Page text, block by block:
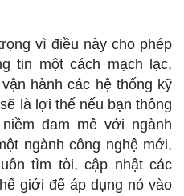
vì điều này cho phép
tin một cách mạch lạc,
hành các hệ thống kỹ
là lợi thế nếu bạn thông
đam mê với ngành
ngành công nghệ mới,
tìm tòi, cập nhật các
giới để áp dụng nó vào